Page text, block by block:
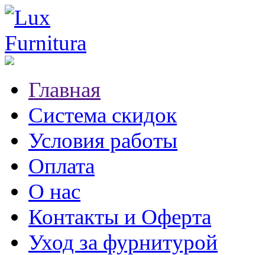
Главная
Система скидок
Условия работы
Оплата
О нас
Контакты и Оферта
Уход за фурнитурой